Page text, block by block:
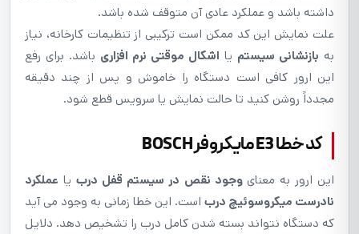
داشته باشد و عملکرد عادی آن متوقف شده باشد.
علت نمایش این کد ممکن است ترکیبی از تنظیمات کارخانه، نیاز
به بازنشانی سیستم یا اشکال موقتی نرم افزاری باشد. برای رفع
این ارور کافی است دستگاه را خاموش و پس از چند دقیقه
مجدداً روشن کنید تا حالت نمایش یا سرویس قطع شود.
کد خطا E3 مایکروفر BOSCH
این ارور به معنای وجود نقص در سیستم قفل دربیا عملکرد
نادرست میکروسوئیچ درب است. این خطا زمانی به وجود می آید
که دستگاه نتواند بسته شدن کامل درب را تشخیص دهد. دلایل